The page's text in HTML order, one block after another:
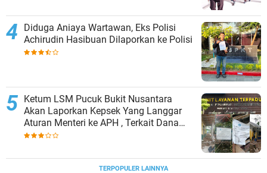
Diduga Aniaya Wartawan, Eks Polisi
Achirudin Hasibuan Dilaporkan ke Polisi
Ketum LSM Pucuk Bukit Nusantara
Akan Laporkan Kepsek Yang Langgar
Aturan Menteri ke APH , Terkait Dana
Revitalisasi Sekolah
TERPOPULER LAINNYA